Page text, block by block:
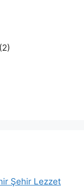
(2)
Şehir Lezzet